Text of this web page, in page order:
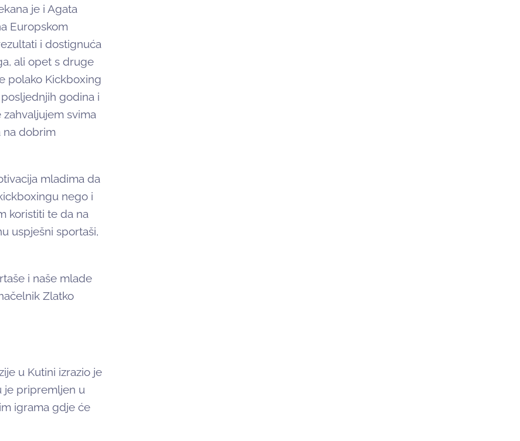
je i Agata
Europskom
i dostignuća
ali opet s druge
polako Kickboxing
godina i
svima
na dobrim
mladima da
nego i
koristiti te da na
uspješni sportaši,
i naše mlade
Zlatko
u Kutini izrazio je
je pripremljen u
igrama gdje će